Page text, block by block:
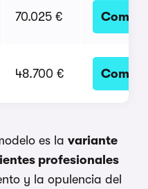
70.025 €
48.700 €
es la variante
profesionales
y la opulencia del